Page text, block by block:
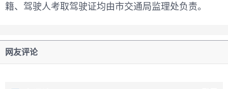
籍、驾驶人考取驾驶证均由市交通局监理处负责。
网友评论